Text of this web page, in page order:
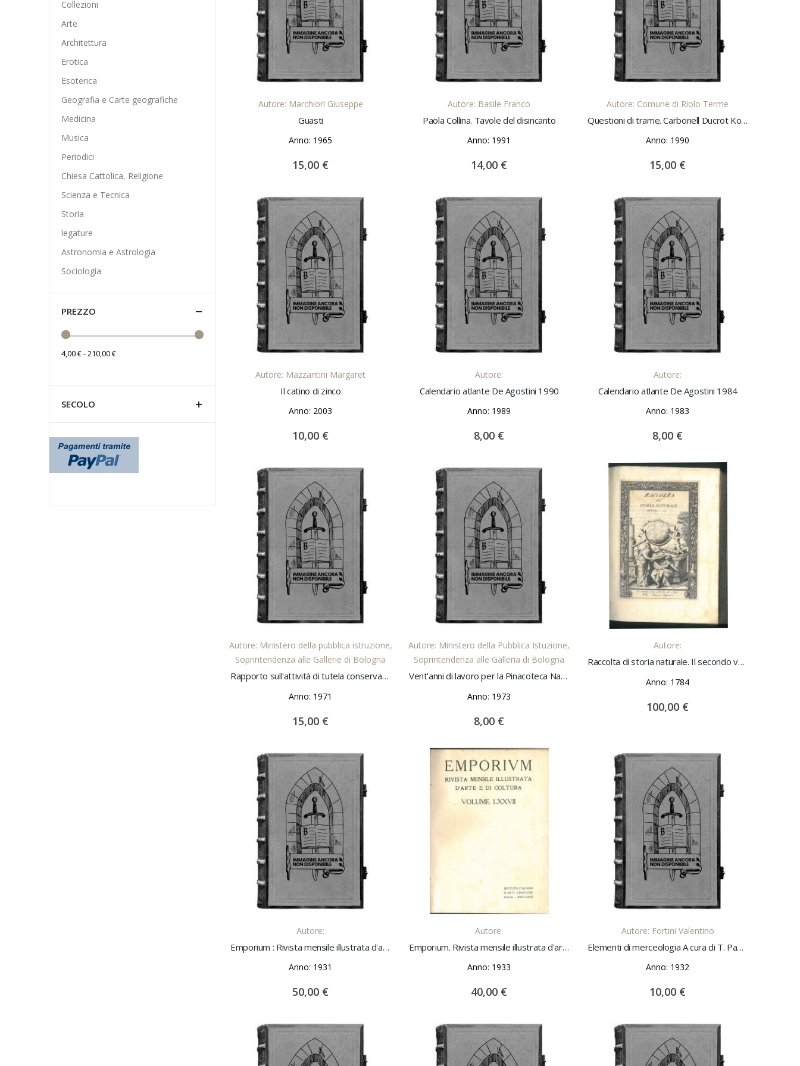
AGGIUNGI AL CARRELLO
Autore: Marchiori Giuseppe
Guasti
Anno: 1965
15,00 €
AGGIUNGI AL CARRELLO
Autore: Basile Franco
Paola Collina. Tavole del disincanto
Anno: 1991
14,00 €
AGGIUNGI AL CARRELLO
Autore: Comune di Riolo Terme
Questioni di trame. Carbonell Ducrot Kowaliska Marconato Saggi di A. Lajoix M. Quesada E. Longo e altri
Anno: 1990
15,00 €
AGGIUNGI AL CARRELLO
Autore: Mazzantini Margaret
Il catino di zinco
Anno: 2003
10,00 €
AGGIUNGI AL CARRELLO
Autore:
Calendario atlante De Agostini 1990
Anno: 1989
8,00 €
AGGIUNGI AL CARRELLO
Autore:
Calendario atlante De Agostini 1984
Anno: 1983
8,00 €
AGGIUNGI AL CARRELLO
Autore: Ministero della pubblica istruzione,
Soprintendenza alle Gallerie di Bologna
Rapporto sull'attività di tutela conservazione e restauro 1970
Anno: 1971
15,00 €
AGGIUNGI AL CARRELLO
Autore: Ministero della Pubblica Istuzione,
Soprintendenza alle Galleria di Bologna
Vent'anni di lavoro per la Pinacoteca Nazionale di Bologna introduzione di C. Gnudi
Anno: 1973
8,00 €
AGGIUNGI AL CARRELLO
Autore:
Raccolta di storia naturale. Il secondo volume di sette.
Anno: 1784
100,00 €
AGGIUNGI AL CARRELLO
Autore:
Emporium : Rivista mensile illustrata d'arte e coltura 1931 vol. 73 e 74, annata completa
Anno: 1931
50,00 €
AGGIUNGI AL CARRELLO
Autore:
Emporium. Rivista mensile illustrata d'arte e di cultura 1933 vol. 77 e 78, 1933, annata completa
Anno: 1933
40,00 €
AGGIUNGI AL CARRELLO
Autore: Fortini Valentino
Elementi di merceologia A cura di T. Pavolini
Anno: 1932
10,00 €
Collezioni
Arte
Architettura
Erotica
Esoterica
Geografia e Carte geografiche
Medicina
Musica
Periodici
Chiesa Cattolica, Religione
Scienza e Tecnica
Storia
legature
Astronomia e Astrologia
Sociologia
PREZZO
4,00 € - 210,00 €
SECOLO